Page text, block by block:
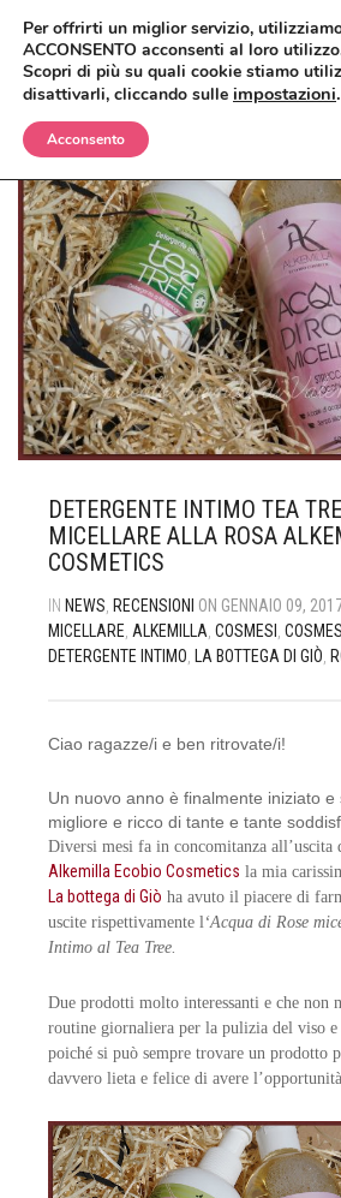
BIMBI
OLII E CREME
SHAMPO E BAGNETTO
SPAZZOLE E SPUGNE
CORPO
ANTIZANZARE
BAGNO E DOCCIA
CREME, LOZIONI E GEL
DEODORANTI
INTIMO
MANI E UNGHIE
OLII E BURRI
OLII ESSENZIALI
SAPONI
SOLARI
SPUGNE
TRATTAMENTI SPECIFICI
VISO
ANTIETÀ
DETERGENTI, TONICI E MASCHERE
CREME E SIERI
IGIENE ORALE
LABBRA
OCCHI
OLII
MAKEUP
CIPRIE, BLUSH, BRONZER
CORRETTORI
FONDOTINTA
MATITE LABBRA, ROSSETTI E LUCIDALABBRA
MATITE OCCHI, EYELINER E MASCARA
OMBRETTI
CAPELLI
BALSAMI
ERBE COSMETICHE
LOZIONI E OLII
MASCHERE E GEL
SHAMPOO
TRATTAMENTI COLORANTI
UOMO
DOCCIA E SHAMPO
RASATURA
VISO E CORPO
CASA
ALIMENTI
CANDELE
DETERGENTI ECOLOGICI DOMESTICI
PROFUMATORI PER AMBIENTI
MARCHI
ALIA SKIN CARE
ALKEMILLA BIO COSMETIC
BENECOS
BIOETCAROUBE
BIOFFICINA TOSCANA
BJOBJ
DOMUS OLEA TOSCANA
IDEE REGALO
OUTLET
SIERI
CART
DETERGENTE INTIMO TEA
MICELLARE ALLA ROSA
COSMETICS
IN NEWS RECENSIONI ON GENNAIO 09,
MICELLARE ALKEMILLA COSMESI
DETERGENTE INTIMO
LA BOTTEGA DI GIÒ
Ciao ragazze/i e ben ritrovate/i!
Un nuovo anno è finalmente iniziato e
migliore e ricco di tante e tante
Diversi mesi fa in concomitanza all’uscita
Alkemilla Ecobio Cosmetics la mia
La bottega di Giò ha avuto il piacere di
uscite rispettivamente l‘Acqua di Rose
Intimo al Tea Tree.
Due prodotti molto interessanti e che non
routine giornaliera per la pulizia del viso
poiché si può sempre trovare un prodotto
davvero lieta e felice di avere
Per offrirti un miglior servizio,
ACCONSENTO acconsenti al loro
Scopri di più su quali cookie stiamo
disattivarli, cliccando sulle impostazioni.
Acconsento